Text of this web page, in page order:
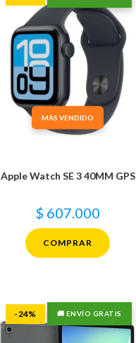
MÁS VENDIDO
Apple Watch SE 3 40MM GPS
$ 607.000
COMPRAR
🚚 ENVÍO GRATIS
-24%